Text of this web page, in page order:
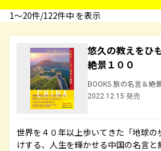
1〜20件/122件中 を表示
悠久の教えをひ
絶景１００
BOOKS 旅の名言＆絶
2022.12.15 発売
世界を４０年以上歩いてきた「地球
けする、人生を輝かせる中国の名言と